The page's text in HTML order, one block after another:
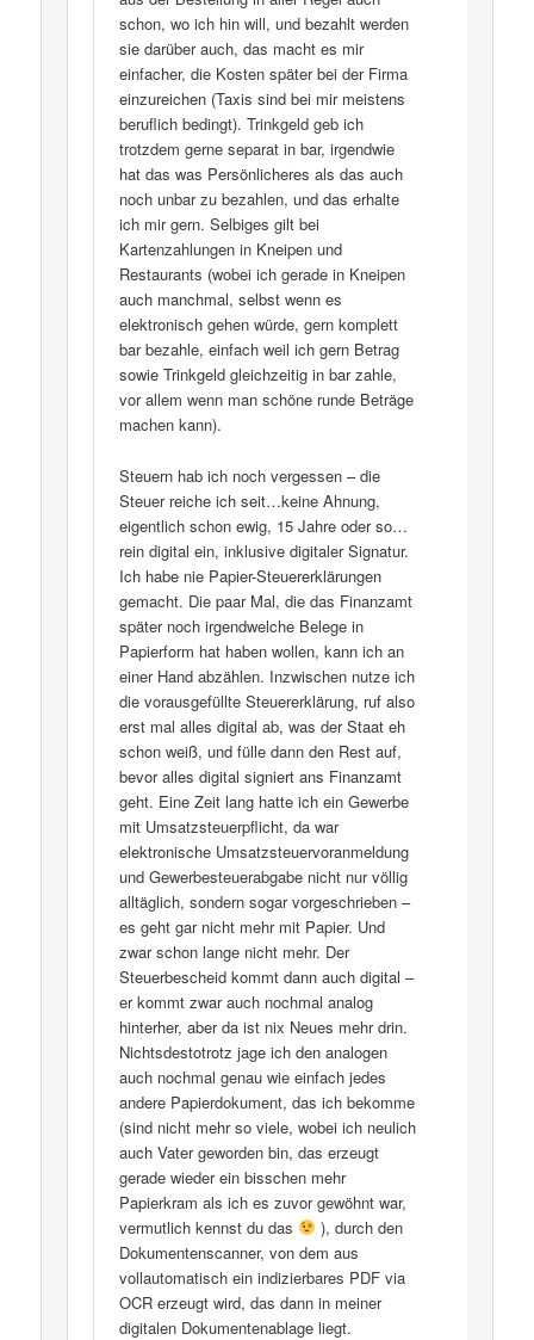
schon, wo ich hin will, und bezahlt werden
sie darüber auch, das macht es mir
einfacher, die Kosten später bei der Firma
einzureichen (Taxis sind bei mir meistens
beruflich bedingt). Trinkgeld geb ich
trotzdem gerne separat in bar, irgendwie
hat das was Persönlicheres als das auch
noch unbar zu bezahlen, und das erhalte
ich mir gern. Selbiges gilt bei
Kartenzahlungen in Kneipen und
Restaurants (wobei ich gerade in Kneipen
auch manchmal, selbst wenn es
elektronisch gehen würde, gern komplett
bar bezahle, einfach weil ich gern Betrag
sowie Trinkgeld gleichzeitig in bar zahle,
vor allem wenn man schöne runde Beträge
machen kann).
Steuern hab ich noch vergessen – die
Steuer reiche ich seit…keine Ahnung,
eigentlich schon ewig, 15 Jahre oder so…
rein digital ein, inklusive digitaler Signatur.
Ich habe nie Papier-Steuererklärungen
gemacht. Die paar Mal, die das Finanzamt
später noch irgendwelche Belege in
Papierform hat haben wollen, kann ich an
einer Hand abzählen. Inzwischen nutze ich
die vorausgefüllte Steuererklärung, ruf also
erst mal alles digital ab, was der Staat eh
schon weiß, und fülle dann den Rest auf,
bevor alles digital signiert ans Finanzamt
geht. Eine Zeit lang hatte ich ein Gewerbe
mit Umsatzsteuerpflicht, da war
elektronische Umsatzsteuervoranmeldung
und Gewerbesteuerabgabe nicht nur völlig
alltäglich, sondern sogar vorgeschrieben –
es geht gar nicht mehr mit Papier. Und
zwar schon lange nicht mehr. Der
Steuerbescheid kommt dann auch digital –
er kommt zwar auch nochmal analog
hinterher, aber da ist nix Neues mehr drin.
Nichtsdestotrotz jage ich den analogen
auch nochmal genau wie einfach jedes
andere Papierdokument, das ich bekomme
(sind nicht mehr so viele, wobei ich neulich
auch Vater geworden bin, das erzeugt
gerade wieder ein bisschen mehr
Papierkram als ich es zuvor gewöhnt war,
vermutlich kennst du das
), durch den
Dokumentenscanner, von dem aus
vollautomatisch ein indizierbares PDF via
OCR erzeugt wird, das dann in meiner
digitalen Dokumentenablage liegt.